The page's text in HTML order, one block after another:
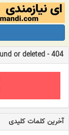
404 - Page Not Found or deleted.
آخرین کلمات کلیدی